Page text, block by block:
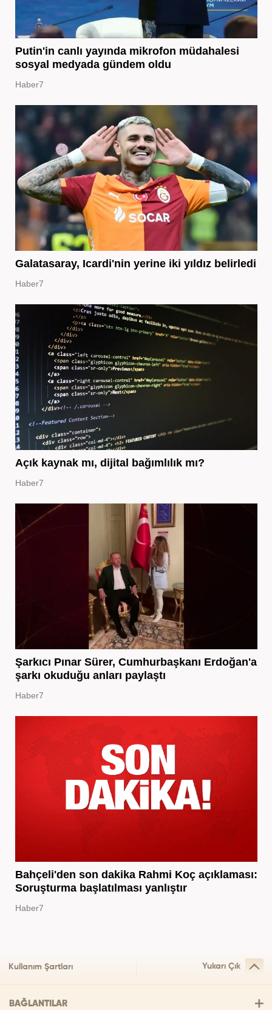
Putin'in canlı yayında mikrofon müdahalesi
sosyal medyada gündem oldu
Haber7
Galatasaray, Icardi'nin yerine iki yıldız belirledi
Haber7
Açık kaynak mı, dijital bağımlılık mı?
Haber7
Şarkıcı Pınar Sürer, Cumhurbaşkanı Erdoğan'a
şarkı okuduğu anları paylaştı
Haber7
Bahçeli'den son dakika Rahmi Koç açıklaması:
Soruşturma başlatılması yanlıştır
Haber7
Kullanım Şartları Yukarı Çık
BAĞLANTILAR